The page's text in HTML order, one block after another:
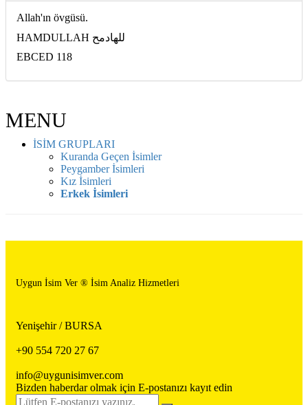
Allah'ın övgüsü.
HAMDULLAH للهادمح
EBCED 118
MENU
İSİM GRUPLARI
Kuranda Geçen İsimler
Peygamber İsimleri
Kız İsimleri
Erkek İsimleri
Uygun İsim Ver ® İsim Analiz Hizmetleri
Yenişehir / BURSA
+90 554 720 27 67
info@uygunisimver.com
Bizden haberdar olmak için E-postanızı kayıt edin